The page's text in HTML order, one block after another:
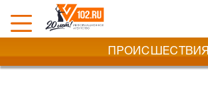
ПРОИСШЕСТВИЯ